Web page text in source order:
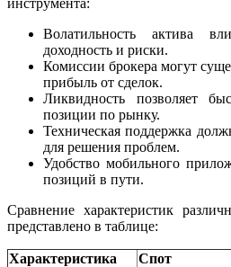
Волатильность актива
доходность и риски.
Комиссии брокера могут
прибыль от сделок.
Ликвидность позволяет
позиции по рынку.
Техническая поддержка
для решения проблем.
Удобство мобильного
позиций в пути.
Сравнение характеристик
представлено в таблице:
Характеристика Спот